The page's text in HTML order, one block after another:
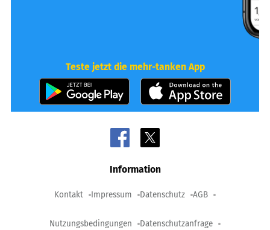
Teste jetzt die mehr-tanken App
Information
Kontakt Impressum Datenschutz AGB
Nutzungsbedingungen Datenschutzanfrage